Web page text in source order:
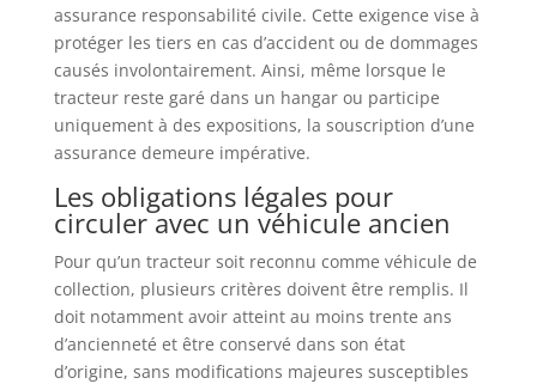
assurance responsabilité civile. Cette exigence vise à
protéger les tiers en cas d’accident ou de dommages
causés involontairement. Ainsi, même lorsque le
tracteur reste garé dans un hangar ou participe
uniquement à des expositions, la souscription d’une
assurance demeure impérative.
Les obligations légales pour
circuler avec un véhicule ancien
Pour qu’un tracteur soit reconnu comme véhicule de
collection, plusieurs critères doivent être remplis. Il
doit notamment avoir atteint au moins trente ans
d’ancienneté et être conservé dans son état
d’origine, sans modifications majeures susceptibles